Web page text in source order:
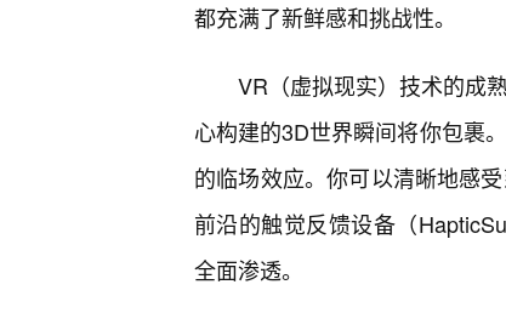
都充满了新鲜感和挑战性。
VR（虚拟现实）技术的成
心构建的3D世界瞬间将你包裹
的临场效应。你可以清晰地感
前沿的触觉反馈设备（
全面渗透。